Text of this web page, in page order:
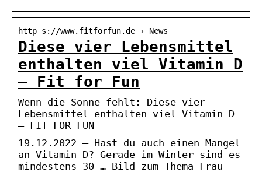
http s://www.fitforfun.de › News
Diese vier Lebensmittel
enthalten viel Vitamin D
– Fit for Fun
Wenn die Sonne fehlt: Diese vier
Lebensmittel enthalten viel Vitamin D
– FIT FOR FUN
19.12.2022 — Hast du auch einen Mangel
an Vitamin D? Gerade im Winter sind es
mindestens 30 … Bild zum Thema Frau